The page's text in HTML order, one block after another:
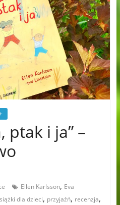
ptak i ja” –
Ellen Karlsson, Eva
dla dzieci, przyjaźń, recenzja,